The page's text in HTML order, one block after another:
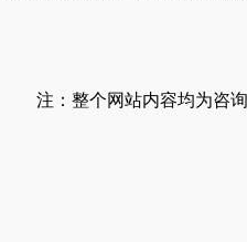
注：整个网站内容均为咨